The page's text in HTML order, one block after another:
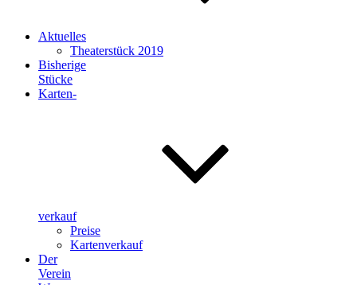
Aktuelles
Theaterstück 2019
Bisherige
Stücke
Karten-
verkauf
Preise
Kartenverkauf
Der
Verein